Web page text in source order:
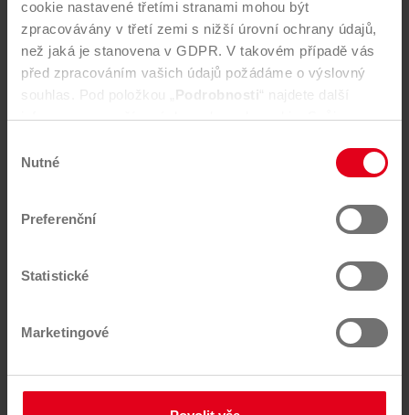
cookie nastavené třetími stranami mohou být
zpracovávány v třetí zemi s nižší úrovní ochrany údajů,
než jaká je stanovena v GDPR. V takovém případě vás
před zpracováním vašich údajů požádáme o výslovný
souhlas. Pod položkou „ Podrobnosti “ najdete další
informace o používaných souborech cookie. Svůj
levém dolním rohu. Tam můžete také změnit svá
impresum
naleznete zde.
souhlasu
Nutné
Preferenční
Statistické
Marketingové
Služby pro firmy a obce
Služby pro občany
Sběrná místa